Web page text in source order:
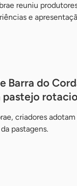
reuniu
e
Barra do
criadores
pastagens.